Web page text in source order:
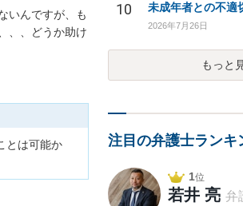
いんですが、も
、、どうか助け
とは可能か
10
2026年7月26日
もっと
注目の弁護士ランキ
1位
若井 亮 弁